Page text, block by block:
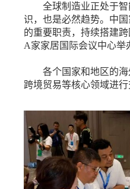
全球制造业正处于
识，也是必然趋势。中
的重要职责，持续搭建
A家家居国际会议中心举
各个国家和地区的海外
跨境贸易等核心领域进